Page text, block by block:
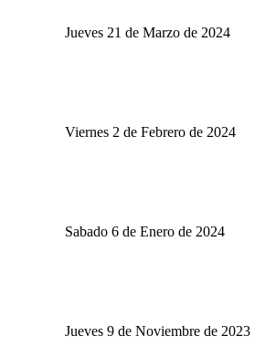
Jueves 21 de Marzo de 2024
Viernes 2 de Febrero de 2024
Sabado 6 de Enero de 2024
Jueves 9 de Noviembre de 2023